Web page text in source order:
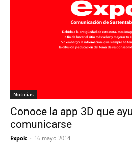
Noticias
Conoce la app 3D que
comunicarse
Expok - 16 mayo 2014